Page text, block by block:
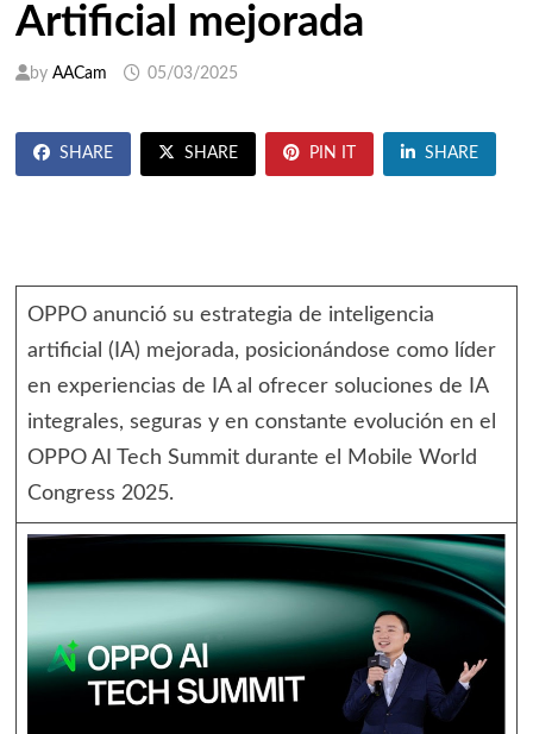
Artificial mejorada
by AACam 05/03/2025
SHARE SHARE PIN IT SHARE
OPPO anunció su estrategia de inteligencia
artificial (IA) mejorada, posicionándose como líder
en experiencias de IA al ofrecer soluciones de IA
integrales, seguras y en constante evolución en el
OPPO AI Tech Summit durante el Mobile World
Congress 2025.